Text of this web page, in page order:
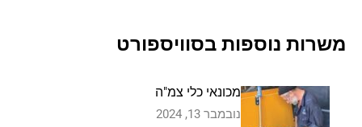
משרות נוספות בסוויספורט
מכונאי כלי צמ"ה
נובמבר 13, 2024